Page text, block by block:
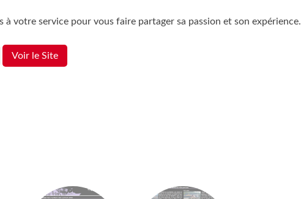
votre service pour vous faire partager sa passion et son expérience.
Voir le Site